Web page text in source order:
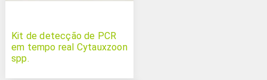
Kit de detecção de PCR
em tempo real Cytauxzoon
spp.